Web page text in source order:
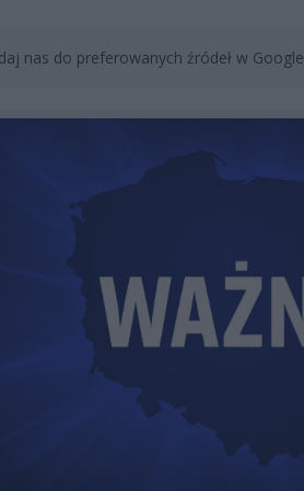
nas do preferowanych źródeł w Google